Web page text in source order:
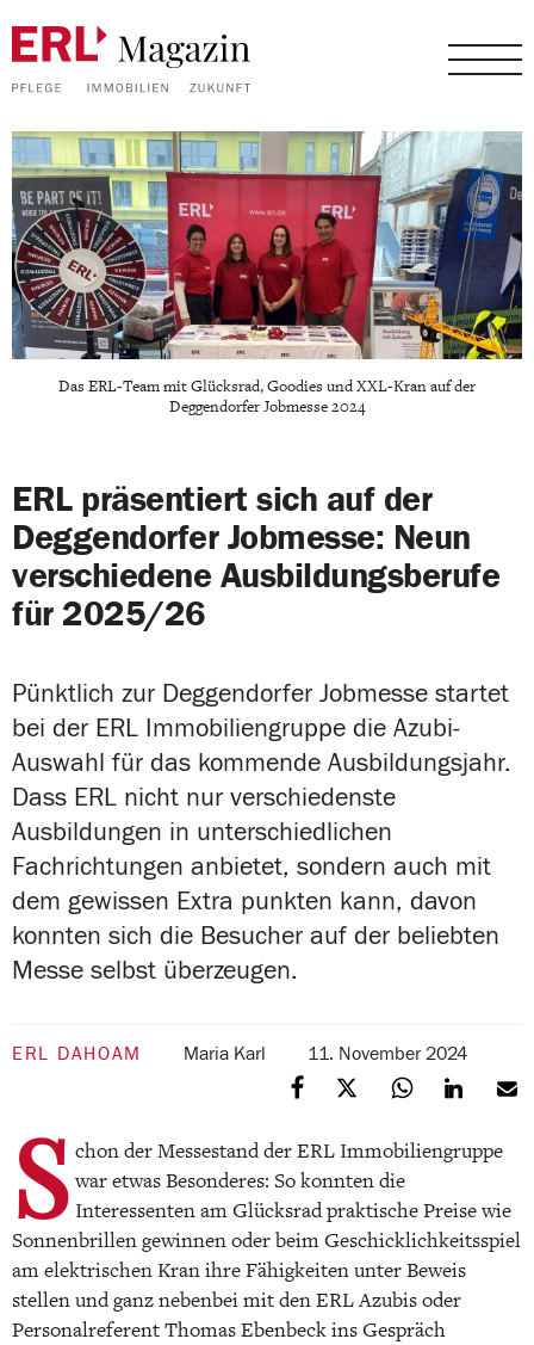
Das ERL-Team mit Glücksrad, Goodies und XXL-Kran auf der
Deggendorfer Jobmesse 2024
ERL präsentiert sich auf der
Deggendorfer Jobmesse: Neun
verschiedene Ausbildungsberufe
für 2025/26
Pünktlich zur Deggendorfer Jobmesse startet
bei der ERL Immobiliengruppe die Azubi-
Auswahl für das kommende Ausbildungsjahr.
Dass ERL nicht nur verschiedenste
Ausbildungen in unterschiedlichen
Fachrichtungen anbietet, sondern auch mit
dem gewissen Extra punkten kann, davon
konnten sich die Besucher auf der beliebten
Messe selbst überzeugen.
ERL DAHOAM Maria Karl 11. November 2024
S chon der Messestand der ERL Immobiliengruppe
war etwas Besonderes: So konnten die
Interessenten am Glücksrad praktische Preise wie
Sonnenbrillen gewinnen oder beim Geschicklichkeitsspiel
am elektrischen Kran ihre Fähigkeiten unter Beweis
stellen und ganz nebenbei mit den ERL Azubis oder
Personalreferent Thomas Ebenbeck ins Gespräch